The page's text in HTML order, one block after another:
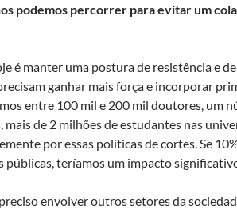
podemos percorrer para evitar um
é manter uma postura de resistência e
ganhar mais força e incorporar
entre 100 mil e 200 mil doutores, um
de 2 milhões de estudantes nas
por essas políticas de cortes. Se
públicas, teríamos um impacto
envolver outros setores da